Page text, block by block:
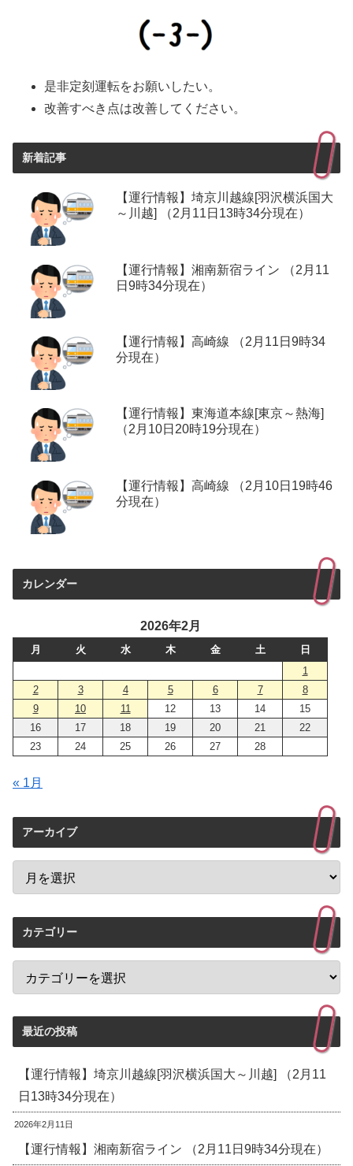
是非定刻運転をお願いしたい。
改善すべき点は改善してください。
新着記事
【運行情報】埼京川越線[羽沢横浜国大
～川越] （2月11日13時34分現在）
【運行情報】湘南新宿ライン （2月11
日9時34分現在）
【運行情報】高崎線 （2月11日9時34
分現在）
【運行情報】東海道本線[東京～熱海]
（2月10日20時19分現在）
【運行情報】高崎線 （2月10日19時46
分現在）
カレンダー
2026年2月
月 火 水 木 金 土
日
1
2
3 4 5 6 7
8
9
10 11 12 13 14
15
16
17 18 19 20 21
22
23
24 25 26 27 28
« 1月
アーカイブ
カテゴリー
最近の投稿
【運行情報】埼京川越線[羽沢横浜国大～川越] （2月11
日13時34分現在）
2026年2月11日
【運行情報】湘南新宿ライン （2月11日9時34分現在）